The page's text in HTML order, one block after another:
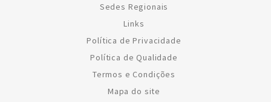
Sedes Regionais
Links
Política de Privacidade
Política de Qualidade
Termos e Condições
Mapa do site